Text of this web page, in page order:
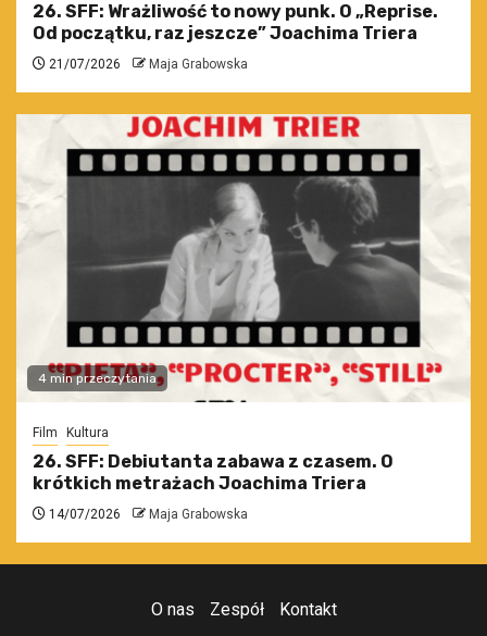
26. SFF: Wrażliwość to nowy punk. O „Reprise.
Od początku, raz jeszcze” Joachima Triera
21/07/2026 Maja Grabowska
4 min przeczytania
Film Kultura
26. SFF: Debiutanta zabawa z czasem. O
krótkich metrażach Joachima Triera
14/07/2026 Maja Grabowska
O nas Zespół Kontakt